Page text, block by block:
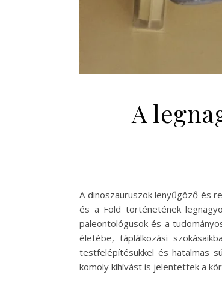
A
A dinoszauruszok lenyűgöző és
és a Föld történetének
paleontológusok és a
életébe, táplálkozási
testfelépítésükkel és hatalmas
komoly kihívást is jelentettek a